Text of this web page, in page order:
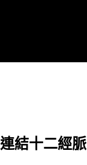
結十二經